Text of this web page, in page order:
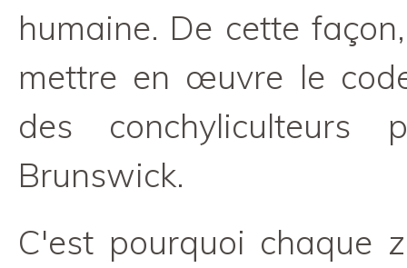
humaine. De cette
mettre en œuvre le
des conchyliculteurs
Brunswick.
C'est pourquoi chaque